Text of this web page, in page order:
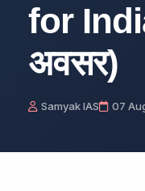
for
अवसर)
Samyak IAS 07